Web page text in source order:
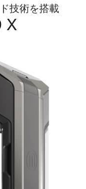
技術を搭載
X